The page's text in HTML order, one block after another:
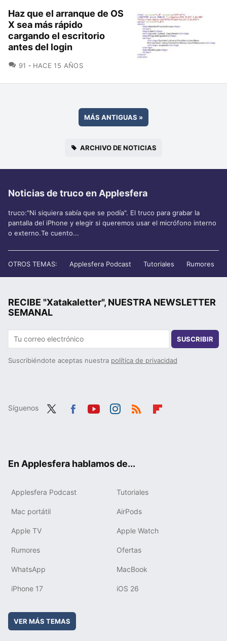
Haz que el arranque de OS
X sea más rápido
cargando el escritorio
antes del login
91 COMENTARIOS
HACE 15 AÑOS
MÁS ANTIGUAS »
ARCHIVO DE NOTICIAS
Noticias de truco en Applesfera
truco:"Ni siquiera sabía que se podía". El truco para grabar la
pantalla del iPhone y elegir si queremos usar el micrófono interno
o externo.Te cuento...
OTROS TEMAS: Applesfera Podcast Tutoriales Rumores
RECIBE "Xatakaletter", NUESTRA NEWSLETTER
SEMANAL
SUSCRIBIR
Suscribiéndote aceptas nuestra política de privacidad
Síguenos
En Applesfera hablamos de...
Applesfera Podcast Tutoriales
Mac portátil AirPods
Apple TV Apple Watch
Rumores Ofertas
WhatsApp MacBook
iPhone 17 iOS 26
VER MÁS TEMAS